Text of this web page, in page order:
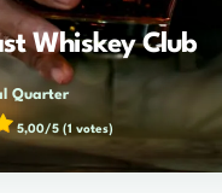
Whiskey Club
Quarter
5,00/5 (1 votes)